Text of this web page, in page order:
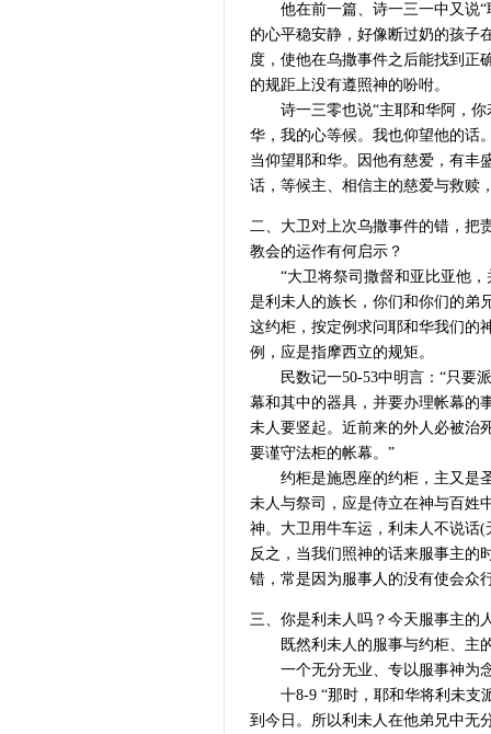
他在前一篇、诗一三一中又说“
的心平稳安静，好像断过奶的孩子
度，使他在乌撒事件之后能找到正
的规距上没有遵照神的吩咐。
诗一三零也说“主耶和华阿，你
华，我的心等候。我也仰望他的话
当仰望耶和华。因他有慈爱，有丰
话，等候主、相信主的慈爱与救赎
二、大卫对上次乌撒事件的错，把
教会的运作有何启示？
“大卫将祭司撒督和亚比亚他，
是利未人的族长，你们和你们的弟
这约柜，按定例求问耶和华我们的
例，应是指摩西立的规矩。
民数记一50-53中明言：“只要派
幕和其中的器具，并要办理帐幕的
未人要竖起。近前来的外人必被治
要谨守法柜的帐幕。”
约柜是施恩座的约柜，主又是圣
未人与祭司，应是侍立在神与百姓
神。大卫用牛车运，利未人不说话
反之，当我们照神的话来服事主的
错，常是因为服事人的没有使会众
三、你是利未人吗？今天服事主的
既然利未人的服事与约柜、主的
一个无分无业、专以服事神为念
十8-9 “那时，耶和华将利未支派
到今日。所以利未人在他弟兄中无